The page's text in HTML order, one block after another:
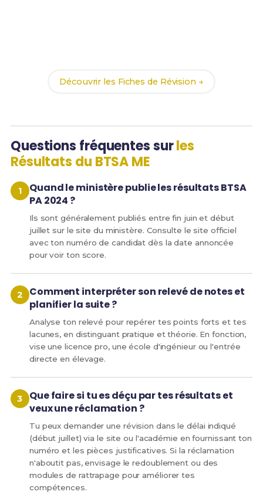
Découvrir les Fiches de Révision →
Questions fréquentes surles
Résultats du BTSA ME
Quand le ministère publie les résultats BTSA
PA 2024 ?
Ils sont généralement publiés entre fin juin et début
juillet sur le site du ministère. Consulte le site officiel
avec ton numéro de candidat dès la date annoncée
pour voir ton score.
Comment interpréter son relevé de notes et
planifier la suite ?
Analyse ton relevé pour repérer tes points forts et tes
lacunes, en distinguant pratique et théorie. En fonction,
vise une licence pro, une école d'ingénieur ou l'entrée
directe en élevage.
Que faire si tu es déçu par tes résultats et
veux une réclamation ?
Tu peux demander une révision dans le délai indiqué
(début juillet) via le site ou l'académie en fournissant ton
numéro et les pièces justificatives. Si la réclamation
n'aboutit pas, envisage le redoublement ou des
modules de rattrapage pour améliorer tes
compétences.